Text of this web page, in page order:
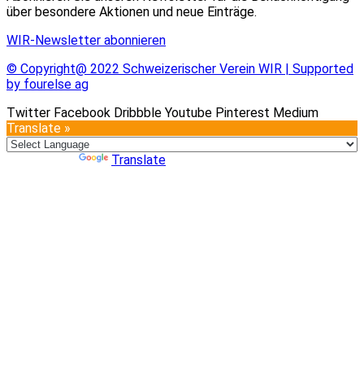
über besondere Aktionen und neue Einträge.
WIR-Newsletter abonnieren
© Copyright@ 2022 Schweizerischer Verein WIR | Supported
by fourelse ag
Twitter Facebook Dribbble Youtube Pinterest Medium
Translate »
Translate